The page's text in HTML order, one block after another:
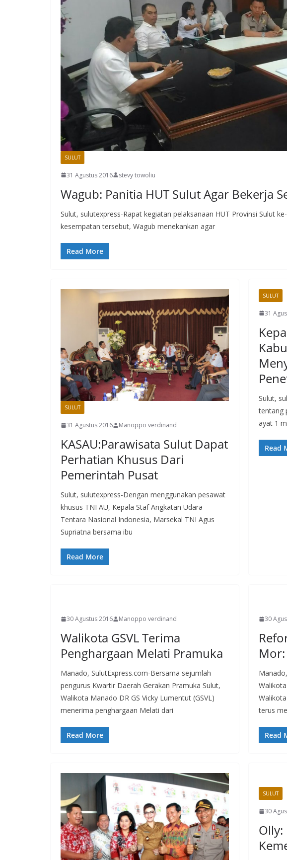
SULUT
31 Agustus 2016 stevy towoliu
Wagub: Panitia HUT Sulut Agar Bekerja
Sulut, sulutexpress-Rapat kegiatan pelaksanaan HUT Provinsi Sulut
kesempatan tersebut, Wagub menekankan agar
Read More
SULUT
31 Agustus 2016 Manoppo verdinand
KASAU:Parawisata Sulut Dapat
Perhatian Khusus Dari
Pemerintah Pusat
Sulut, sulutexpress-Dengan menggunakan pesawat
khusus TNI AU, Kepala Staf Angkatan Udara
Tentara Nasional Indonesia, Marsekal TNI Agus
Supriatna bersama ibu
Read More
SULUT
31
Sulut,
tentang
ayat 1
Read
30 Agustus 2016 Manoppo verdinand
Walikota GSVL Terima
Penghargaan Melati Pramuka
Manado, SulutExpress.com-Bersama sejumlah
pengurus Kwartir Daerah Gerakan Pramuka Sulut,
Walikota Manado DR GS Vicky Lumentut (GSVL)
menerima penghargaan Melati dari
Read More
30
terus
Read
SULUT
30
Olly: